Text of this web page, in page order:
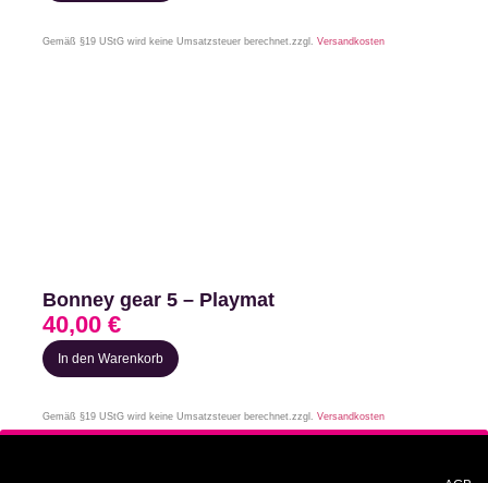
Gemäß §19 UStG wird keine Umsatzsteuer berechnet. zzgl. Versandkosten
Bonney gear 5 – Playmat
In den Warenkorb
40,00 €
Gemäß §19 UStG wird keine Umsatzsteuer berechnet. zzgl. Versandkosten